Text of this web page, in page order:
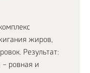
жиров,
Результат:
ровная и